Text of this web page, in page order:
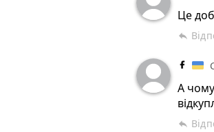
Це
reply
А
reply